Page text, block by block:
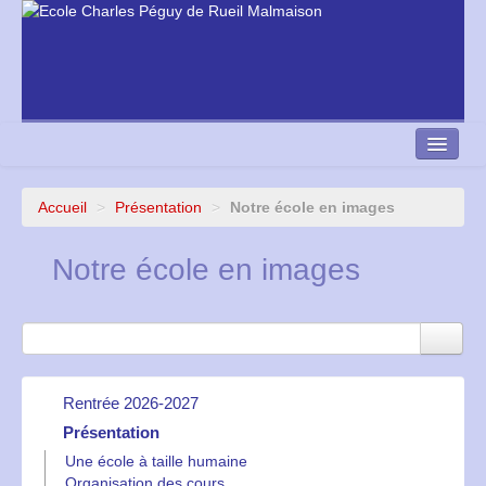
Nous contacter
École Directe
Accueil > Présentation > Notre école en images
Notre école en images
Rentrée 2026-2027
Activités Périscolaires 2026-2027- Bulletins d’inscription
Calendrier et tarifs des Mercredis Matins Educatifs 2026-
2027
Présentation
Une école à taille humaine